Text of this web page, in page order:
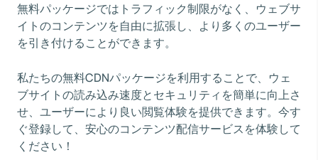
無料パッケージではトラフィック制限がなく、ウェブサ
イトのコンテンツを自由に拡張し、より多くのユーザー
を引き付けることができます。
私たちの無料CDNパッケージを利用することで、ウェ
ブサイトの読み込み速度とセキュリティを簡単に向上さ
せ、ユーザーにより良い閲覧体験を提供できます。今す
ぐ登録して、安心のコンテンツ配信サービスを体験して
ください！